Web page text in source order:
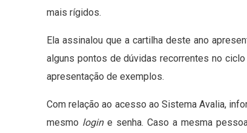
mais rígidos.
Ela assinalou que a cartilha deste ano
alguns pontos de dúvidas recorrentes no
apresentação de exemplos.
Com relação ao acesso ao Sistema Avalia,
mesmo login e senha. Caso a mesma